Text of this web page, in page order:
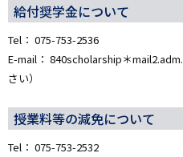
給付奨学金について
Tel： 075-753-2536
E-mail： 840scholarship＊
さい）
授業料等の減免について
Tel： 075-753-2532